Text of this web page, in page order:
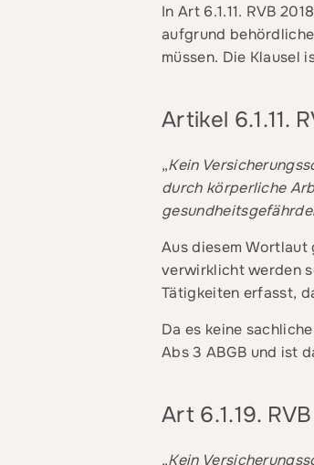
In Art 6.1.11. RVB
aufgrund
müssen. Die Klausel
Artikel 6.1.11.
„Kein
durch körperliche
Aus diesem
verwirklicht werden
Tätigkeiten erfasst,
Da es keine
Abs 3 ABGB und ist
Art 6.1.19.
„Kein